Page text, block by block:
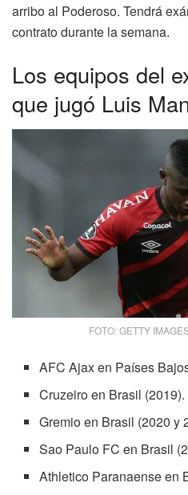
arribo al Poderoso. Tendrá
contrato durante la semana.
Los equipos del
que jugó Luis
FOTO: GETTY
AFC Ajax en Países
Cruzeiro en Brasil (2019).
Gremio en Brasil (2020 y
Sao Paulo FC en Brasil
Athletico Paranaense en